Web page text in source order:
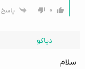
۰
پاسخ
دیاکو
سلام